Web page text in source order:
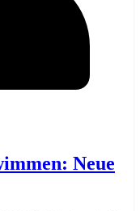
Neue